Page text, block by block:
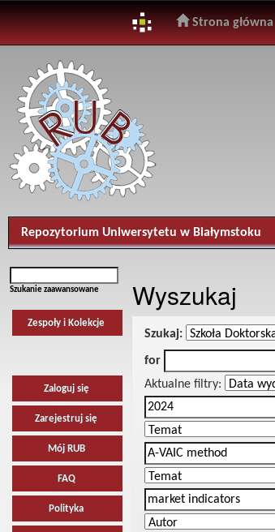
navigation
Strona główna
Repozytorium Uniwersytetu w Białymstoku
Szukanie zaawansowane
Zespoły i Kolekcje
Zaloguj się
Zarejestruj się
Mój RUB
FAQ
Polityka
Wyszukaj
Szukaj:
for
Aktualne filtry: